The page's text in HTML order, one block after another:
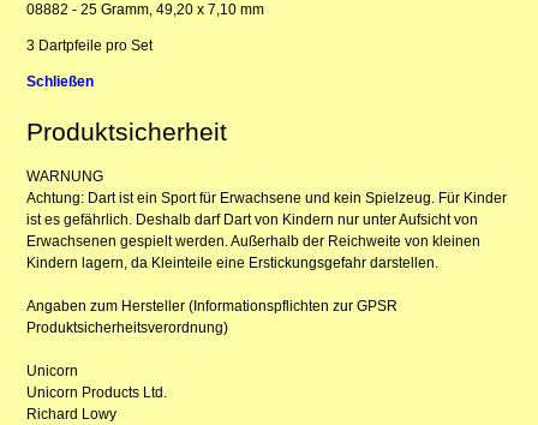
08882 - 25 Gramm, 49,20 x 7,10 mm
3 Dartpfeile pro Set
Schließen
Produktsicherheit
WARNUNG
Achtung: Dart ist ein Sport für Erwachsene und kein Spielzeug. Für Kinder
ist es gefährlich. Deshalb darf Dart von Kindern nur unter Aufsicht von
Erwachsenen gespielt werden. Außerhalb der Reichweite von kleinen
Kindern lagern, da Kleinteile eine Erstickungsgefahr darstellen.
Angaben zum Hersteller (Informationspflichten zur GPSR
Produktsicherheitsverordnung)
Unicorn
Unicorn Products Ltd.
Richard Lowy